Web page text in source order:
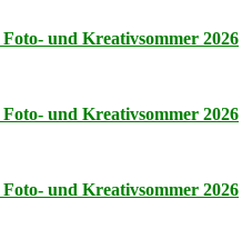
Foto- und Kreativsommer 2026
Foto- und Kreativsommer 2026
Foto- und Kreativsommer 2026